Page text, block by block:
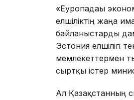
«Еуропадағы
елшіліктің жаңа
байланыстарды
Эстония елшілігі
мемлекеттермен
сыртқы істер
Ал Қазақстанның